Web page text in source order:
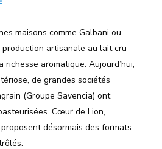
maisons comme Galbani ou
artisanale au lait cru
aromatique. Aujourd’hui,
de grandes sociétés
(Groupe Savencia) ont
Cœur de Lion,
désormais des formats